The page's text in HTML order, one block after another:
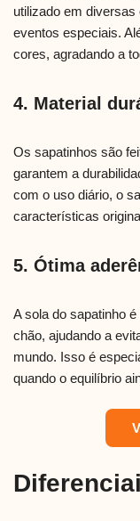
utilizado em
eventos especiais.
cores, agradando a
4. Material
Os sapatinhos são
garantem a
com o uso diário, o
características
5. Ótima
A sola do sapatinho
chão, ajudando a
mundo. Isso é
quando o equilíbrio